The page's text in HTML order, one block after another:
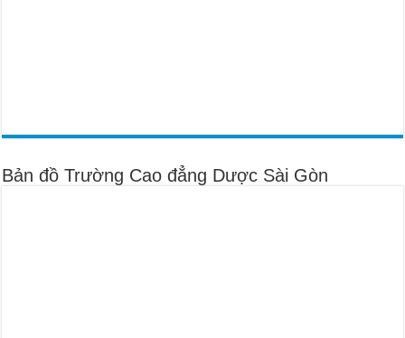
Bản đồ Trường Cao đẳng Dược Sài Gòn